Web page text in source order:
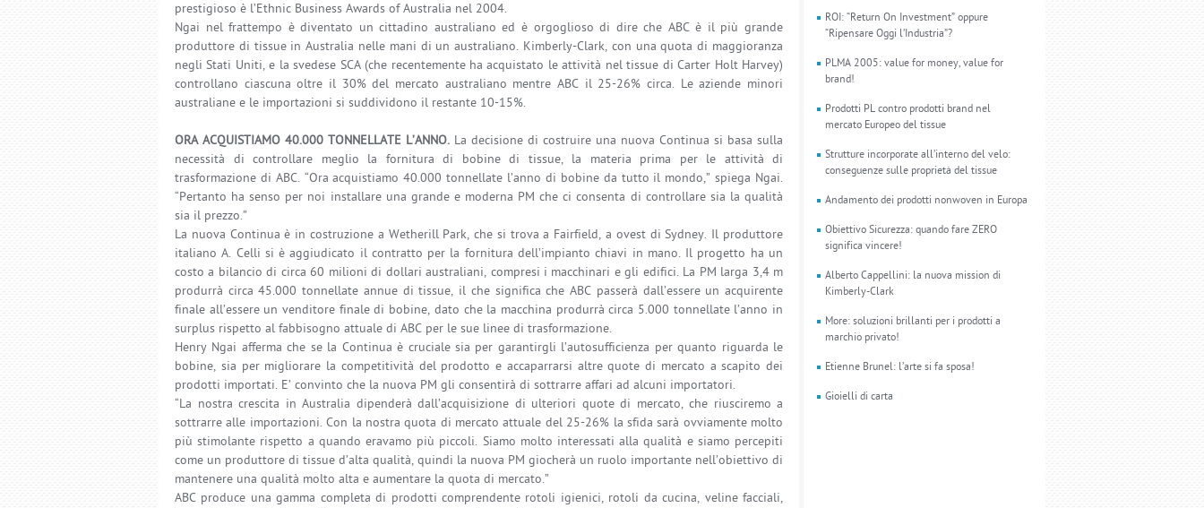
prestigioso è l’Ethnic Business Awards of Australia nel 2004.
Ngai nel frattempo è diventato un cittadino australiano ed è orgoglioso di dire che ABC è il più grande
produttore di tissue in Australia nelle mani di un australiano. Kimberly-Clark, con una quota di maggioranza
negli Stati Uniti, e la svedese SCA (che recentemente ha acquistato le attività nel tissue di Carter Holt Harvey)
controllano ciascuna oltre il 30% del mercato australiano mentre ABC il 25-26% circa. Le aziende minori
australiane e le importazioni si suddividono il restante 10-15%.
ORA ACQUISTIAMO 40.000 TONNELLATE L’ANNO. La decisione di costruire una nuova Continua si basa sulla
necessità di controllare meglio la fornitura di bobine di tissue, la materia prima per le attività di
trasformazione di ABC. “Ora acquistiamo 40.000 tonnellate l’anno di bobine da tutto il mondo,” spiega Ngai.
“Pertanto ha senso per noi installare una grande e moderna PM che ci consenta di controllare sia la qualità
sia il prezzo.”
La nuova Continua è in costruzione a Wetherill Park, che si trova a Fairfield, a ovest di Sydney. Il produttore
italiano A. Celli si è aggiudicato il contratto per la fornitura dell’impianto chiavi in mano. Il progetto ha un
costo a bilancio di circa 60 milioni di dollari australiani, compresi i macchinari e gli edifici. La PM larga 3,4 m
produrrà circa 45.000 tonnellate annue di tissue, il che significa che ABC passerà dall’essere un acquirente
finale all’essere un venditore finale di bobine, dato che la macchina produrrà circa 5.000 tonnellate l’anno in
surplus rispetto al fabbisogno attuale di ABC per le sue linee di trasformazione.
Henry Ngai afferma che se la Continua è cruciale sia per garantirgli l’autosufficienza per quanto riguarda le
bobine, sia per migliorare la competitività del prodotto e accaparrarsi altre quote di mercato a scapito dei
prodotti importati. E’ convinto che la nuova PM gli consentirà di sottrarre affari ad alcuni importatori.
“La nostra crescita in Australia dipenderà dall’acquisizione di ulteriori quote di mercato, che riusciremo a
sottrarre alle importazioni. Con la nostra quota di mercato attuale del 25-26% la sfida sarà ovviamente molto
più stimolante rispetto a quando eravamo più piccoli. Siamo molto interessati alla qualità e siamo percepiti
come un produttore di tissue d’alta qualità, quindi la nuova PM giocherà un ruolo importante nell’obiettivo di
mantenere una qualità molto alta e aumentare la quota di mercato.”
ABC produce una gamma completa di prodotti comprendente rotoli igienici, rotoli da cucina, veline facciali,
ROI: “Return On Investment” oppure
“Ripensare Oggi l’Industria”?
PLMA 2005: value for money, value for
brand!
Prodotti PL contro prodotti brand nel
mercato Europeo del tissue
Strutture incorporate all’interno del velo:
conseguenze sulle proprietà del tissue
Andamento dei prodotti nonwoven in Europa
Obiettivo Sicurezza: quando fare ZERO
significa vincere!
Alberto Cappellini: la nuova mission di
Kimberly-Clark
More: soluzioni brillanti per i prodotti a
marchio privato!
Etienne Brunel: l’arte si fa sposa!
Gioielli di carta